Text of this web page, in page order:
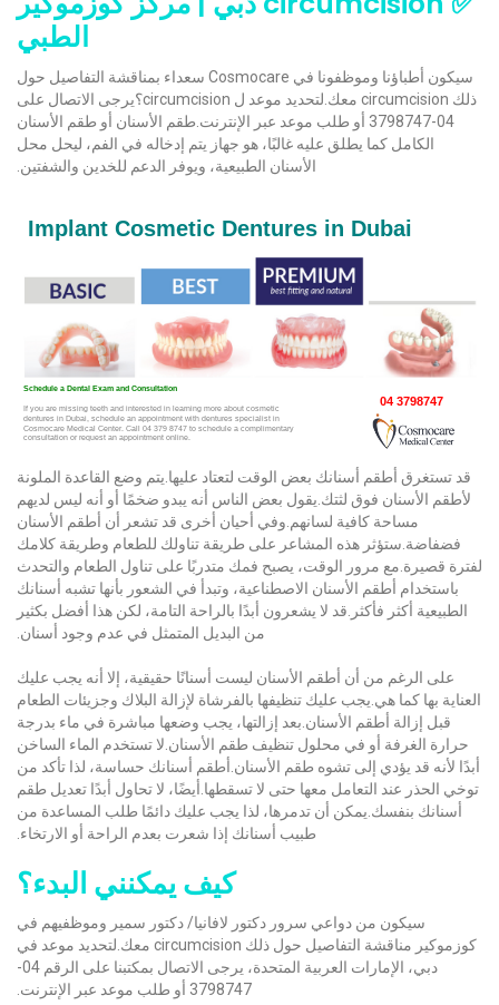
الطبي
سيكون أطباؤنا وموظفونا في Cosmocare سعداء بمناقشة التفاصيل حول
ذلك circumcision معك.لتحديد موعد ل circumcision؟يرجى الاتصال على
04-3798747 أو طلب موعد عبر الإنترنت.طقم الأسنان أو طقم الأسنان
الكامل كما يطلق عليه غالبًا، هو جهاز يتم إدخاله في الفم، ليحل محل
الأسنان الطبيعية، ويوفر الدعم للخدين والشفتين.
قد تستغرق أطقم أسنانك بعض الوقت لتعتاد عليها.يتم وضع القاعدة الملونة
لأطقم الأسنان فوق لثتك.يقول بعض الناس أنه يبدو ضخمًا أو أنه ليس لديهم
مساحة كافية لسانهم.وفي أحيان أخرى قد تشعر أن أطقم الأسنان
فضفاضة.ستؤثر هذه المشاعر على طريقة تناولك للطعام وطريقة كلامك
لفترة قصيرة.مع مرور الوقت، يصبح فمك متدربًا على تناول الطعام والتحدث
باستخدام أطقم الأسنان الاصطناعية، وتبدأ في الشعور بأنها تشبه أسنانك
الطبيعية أكثر فأكثر.قد لا يشعرون أبدًا بالراحة التامة، لكن هذا أفضل بكثير
من البديل المتمثل في عدم وجود أسنان.
على الرغم من أن أطقم الأسنان ليست أسنانًا حقيقية، إلا أنه يجب عليك
العناية بها كما هي.يجب عليك تنظيفها بالفرشاة لإزالة البلاك وجزيئات الطعام
قبل إزالة أطقم الأسنان.بعد إزالتها، يجب وضعها مباشرة في ماء بدرجة
حرارة الغرفة أو في محلول تنظيف طقم الأسنان.لا تستخدم الماء الساخن
أبدًا لأنه قد يؤدي إلى تشوه طقم الأسنان.أطقم أسنانك حساسة، لذا تأكد من
توخي الحذر عند التعامل معها حتى لا تسقطها.أيضًا، لا تحاول أبدًا تعديل طقم
أسنانك بنفسك.يمكن أن تدمرها، لذا يجب عليك دائمًا طلب المساعدة من
طبيب أسنانك إذا شعرت بعدم الراحة أو الارتخاء.
كيف يمكنني البدء؟
سيكون من دواعي سرور دكتور لافانيا/ دكتور سمير وموظفيهم في
كوزموكير مناقشة التفاصيل حول ذلك circumcision معك.لتحديد موعد في
دبي، الإمارات العربية المتحدة، يرجى الاتصال بمكتبنا على الرقم 04-
3798747 أو طلب موعد عبر الإنترنت.